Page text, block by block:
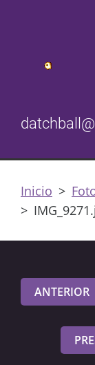
Inicio >
>
ANTERIOR